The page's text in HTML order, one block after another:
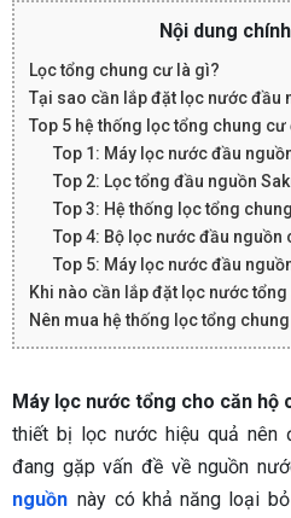
Nội dung chính
Lọc tổng chung cư là gì?
Tại sao cần lắp đặt lọc nước đầu
Top 5 hệ thống lọc tổng chung
Top 1: Máy lọc nước đầu
Top 2: Lọc tổng đầu nguồn
Top 3: Hệ thống lọc tổng
Top 4: Bộ lọc nước đầu nguồn
Top 5: Máy lọc nước đầu
Khi nào cần lắp đặt lọc nước
Nên mua hệ thống lọc tổng
Máy lọc nước tổng cho căn hộ
thiết bị lọc nước hiệu quả nên
đang gặp vấn đề về nguồn
nguồn này có khả năng loại